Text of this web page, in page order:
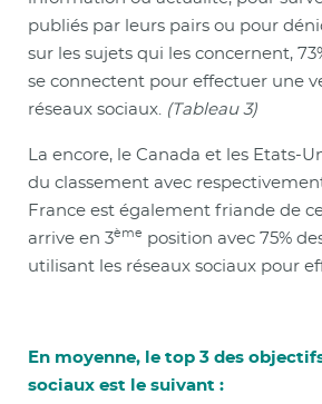
publiés par leurs pairs ou pour
sur les sujets qui les concernent,
se connectent pour effectuer une
réseaux sociaux. (Tableau 3)
La encore, le Canada et les Etats-
du classement avec
France est également friande de
arrive en 3ème position avec 75%
utilisant les réseaux sociaux pour
En moyenne, le top 3 des
sociaux est le suivant :